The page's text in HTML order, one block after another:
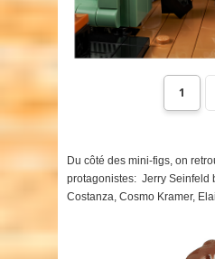
1
Du côté des mini-figs, on
protagonistes: Jerry Seinfeld
Costanza, Cosmo Kramer,